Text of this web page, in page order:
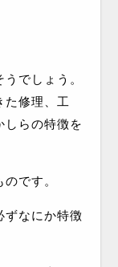
でしょう。
た修理、工
しらの特徴を
です。
ずなにか特徴